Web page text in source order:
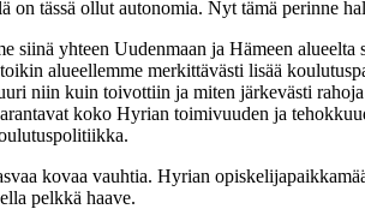
tässä ollut autonomia. Nyt tämä perinne
yhteen Uudenmaan ja Hämeen
alueellemme merkittävästi lisää
niin kuin toivottiin ja miten järkevästi
koko Hyrian toimivuuden ja
kovaa vauhtia. Hyrian
pelkkä haave.